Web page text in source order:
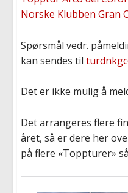
Norske Klubben Gran
Spørsmål vedr.
kan sendes til
Det er ikke mulig å
Det arrangeres flere
året, så er dere her
på flere «Toppturer»